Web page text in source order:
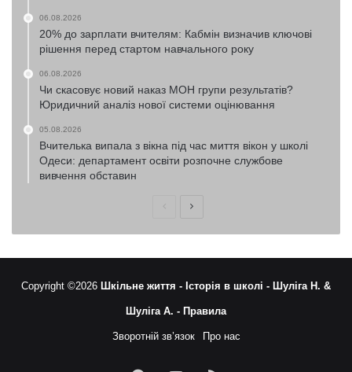
06.08.2026
20% до зарплати вчителям: Кабмін визначив ключові
рішення перед стартом навчального року
06.08.2026
Чи скасовує новий наказ МОН групи результатів?
Юридичний аналіз нової системи оцінювання
05.08.2026
Вчителька випала з вікна під час миття вікон у школі
Одеси: департамент освіти розпочне службове
вивчення обставин
ПопередняНаступна
Copyright ©2026 Шкільне життя - Історія в школі - Шуліга Н. &
Шуліга А. - Правила
Зворотній зв’язок Про нас